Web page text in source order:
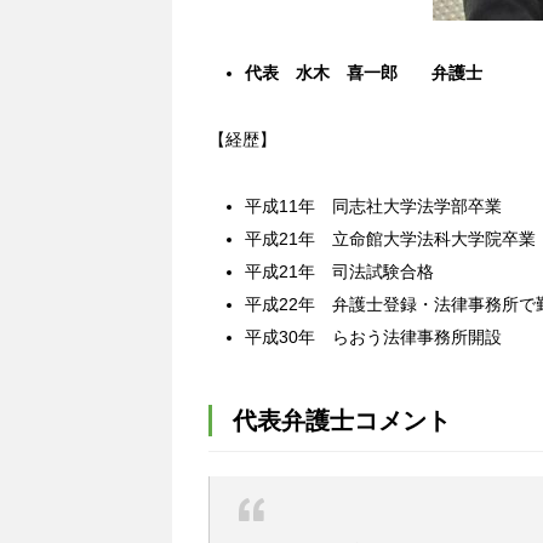
代表 水木 喜一郎 弁護士
【経歴】
平成11年 同志社大学法学部卒業
平成21年 立命館大学法科大学院卒業
平成21年 司法試験合格
平成22年 弁護士登録・法律事務所で
平成30年 らおう法律事務所開設
代表弁護士コメント